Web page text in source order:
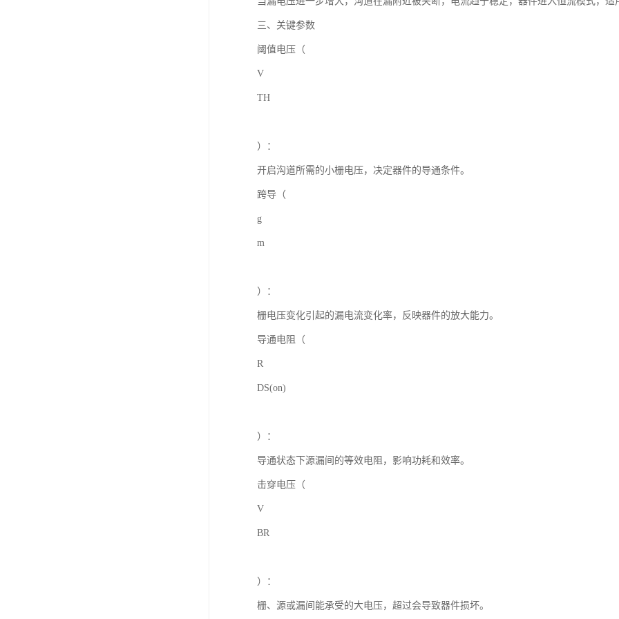
三、关键参数
阈值电压（
V
TH
）：
开启沟道所需的小栅电压，决定器件的导通条件。
跨导（
g
m
）：
栅电压变化引起的漏电流变化率，反映器件的放大能力。
导通电阻（
R
DS(on)
）：
导通状态下源漏间的等效电阻，影响功耗和效率。
击穿电压（
V
BR
）：
栅、源或漏间能承受的大电压，超过会导致器件损坏。